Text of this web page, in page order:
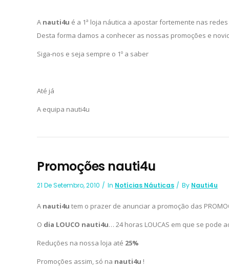
A nauti4u é a 1ª loja náutica a apostar fortemente nas redes
Desta forma damos a conhecer as nossas promoções e
Siga-nos e seja sempre o 1º a saber
Até já
A equipa nauti4u
Promoções nauti4u
21 De Setembro, 2010 In Notícias Náuticas By Nauti4u
A nauti4u tem o prazer de anunciar a promoção das
O dia LOUCO nauti4u… 24 horas LOUCAS em que se pode
Reduções na nossa loja até 25%
Promoções assim, só na nauti4u !